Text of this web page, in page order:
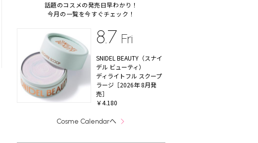
話題のコスメの発売日早わかり！
今月の一覧を今すぐチェック！
8.7 Fri
SNIDEL BEAUTY（スナイ
デル ビューティ）
ディライトフル スクープ
ラージ［2026年 8月発
売］
￥4.180
Cosme Calendarへ